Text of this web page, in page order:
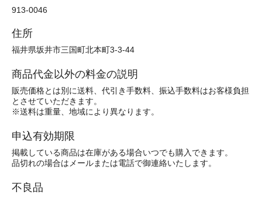
913-0046
住所
福井県坂井市三国町北本町3-3-44
商品代金以外の料金の説明
販売価格とは別に送料、代引き手数料、振込手数料はお客様負担
とさせていただきます。
※送料は重量、地域により異なります。
申込有効期限
掲載している商品は在庫がある場合いつでも購入できます。
品切れの場合はメールまたは電話で御連絡いたします。
不良品